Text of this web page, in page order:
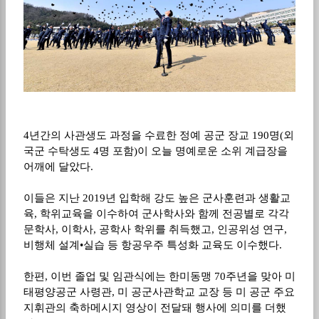
4년간의 사관생도 과정을 수료한 정예 공군 장교 190명(외
국군 수탁생도 4명 포함)이 오늘 명예로운 소위 계급장을
어깨에 달았다.
이들은 지난 2019년 입학해 강도 높은 군사훈련과 생활교
육, 학위교육을 이수하여 군사학사와 함께 전공별로 각각
문학사, 이학사, 공학사 학위를 취득했고, 인공위성 연구,
비행체 설계•실습 등 항공우주 특성화 교육도 이수했다.
한편, 이번 졸업 및 임관식에는 한미동맹 70주년을 맞아 미
태평양공군 사령관, 미 공군사관학교 교장 등 미 공군 주요
지휘관의 축하메시지 영상이 전달돼 행사에 의미를 더했